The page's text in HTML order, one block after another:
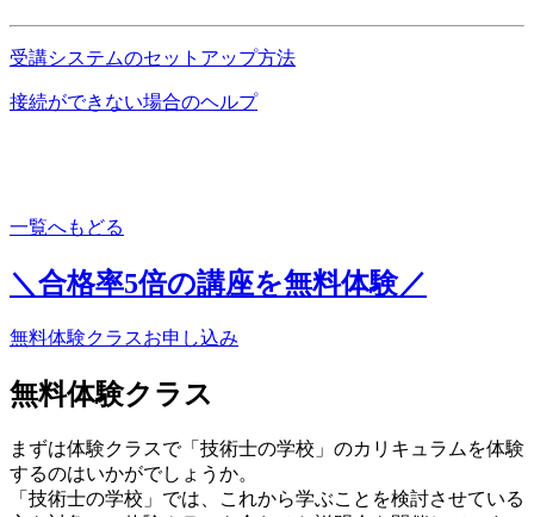
受講システムのセットアップ方法
接続ができない場合のヘルプ
一覧へもどる
＼合格率5倍の講座を無料体験／
無料体験クラスお申し込み
無料体験クラス
まずは体験クラスで「技術士の学校」のカリキュラムを体験
するのはいかがでしょうか。
「技術士の学校」では、これから学ぶことを検討させている